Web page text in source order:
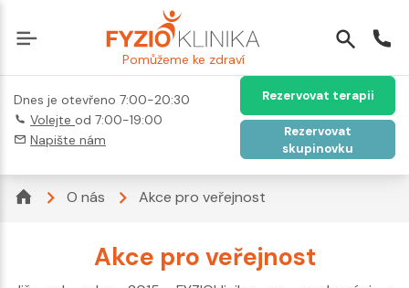
Pomůžeme ke zdraví
Dnes je otevřeno 7:00-20:30
Volejte od 7:00-19:00
Napište nám
Rezervovat terapii
Rezervovat
skupinovku
O nás Akce pro veřejnost
Akce pro veřejnost